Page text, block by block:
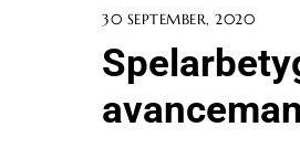
30 SEPTEMBER, 2020